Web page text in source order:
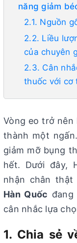
năng giảm
2.1. Nguồn
2.2. Liều
của chuyên
2.3. Cân
thuốc với cơ
Vòng eo trở nên
thành một
giảm mỡ bụng
hết. Dưới đây,
nhận chân thật
Hàn Quốc
cân nhắc lựa
1. Chia sẻ